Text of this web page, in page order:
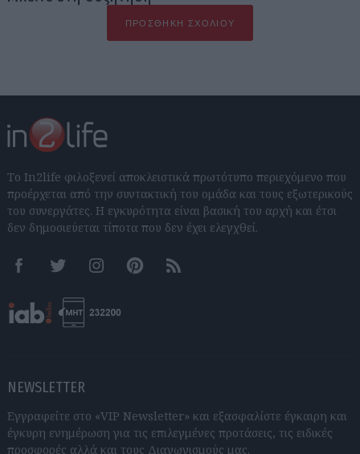
ΠΡΟΣΘΉΚΗ ΣΧΟΛΊΟΥ
Το In2life φιλοξενεί αποκλειστικά πρωτότυπο περιεχόμενο που
προέρχεται από την συντακτική του ομάδα και τους εξωτερικούς
του συνεργάτες. Η εγκυρότητα είναι βασική του αρχή και έτσι
δεν δημοσιεύεται τίποτα που δεν έχει ελεγχθεί.
FacebookTwitter InstagramPinterestRSS feeds
NEWSLETTER
Εγγραφείτε στο «VIP Newsletter» και εξασφαλίστε έγκαιρη και
έγκυρη ενημέρωση για τις επιλεγμένες προτάσεις, τις ειδικές
προσφορές αλλά και τους Διαγωνισμούς μας.